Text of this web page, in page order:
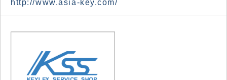
http://www.asia-key.com/